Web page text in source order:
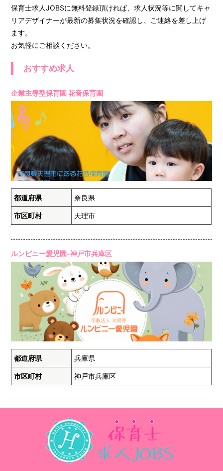
保育士求人JOBSに無料登録頂ければ、求人状況等に関してキャ
リアデザイナーが最新の募集状況を確認し、ご連絡を差し上げ
ます。
お気軽にご相談ください。
おすすめ求人
企業主導型保育園 花音保育園
都道府県 奈良県
市区町村 天理市
ルンビニー愛児園-神戸市兵庫区
都道府県 兵庫県
市区町村 神戸市兵庫区